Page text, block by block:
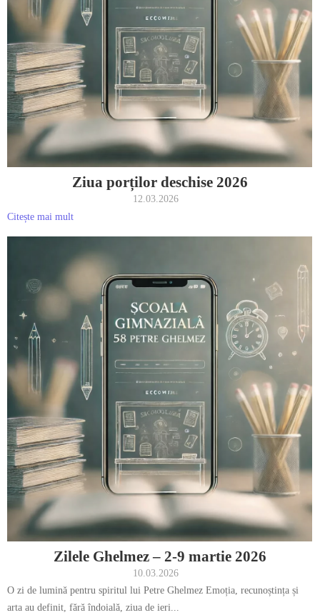
Ziua porților deschise 2026
12.03.2026
Citește mai mult
Zilele Ghelmez – 2-9 martie 2026
10.03.2026
O zi de lumină pentru spiritul lui Petre Ghelmez Emoția, recunoștința și
arta au definit, fără îndoială, ziua de ieri...